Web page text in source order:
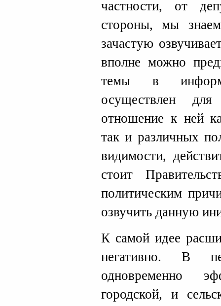
частности, от
стороны, мы
зачастую
вполне можно
темы в
осуществлен
отношение к ней
так и различных
видимости,
стоит
политическим
озвучить данную
К самой идее
негативно. В
одновременно
городской, и